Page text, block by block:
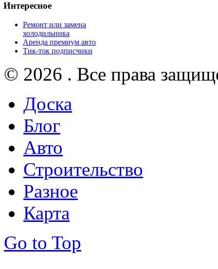
Интересное
Ремонт или замена
холодильника
Аренда премиум авто
Тик-ток подписчики
© 2026 . Все права
Доска
Блог
Авто
Строительство
Разное
Карта
Go to Top